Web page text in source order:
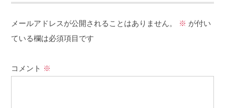
メールアドレスが公開されることはありません。 ※ が付い
ている欄は必須項目です
コメント ※